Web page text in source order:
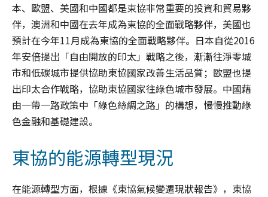
本、歐盟、美國和中國都是東協非常重要的投資和貿易夥
伴，澳洲和中國在去年成為東協的全面戰略夥伴，美國也
預計在今年11月成為東協的全面戰略夥伴。日本自從2016
年安倍提出「自由開放的印太」戰略之後，漸漸往淨零城
市和低碳城市提供協助東協國家改善生活品質；歐盟也提
出印太合作戰略，協助東協國家往綠色城市發展。中國藉
由一帶一路政策中「綠色絲綢之路」的構想，慢慢推動綠
色金融和基礎建設。
東協的能源轉型現況
在能源轉型方面，根據《東協氣候變遷現狀報告》，東協